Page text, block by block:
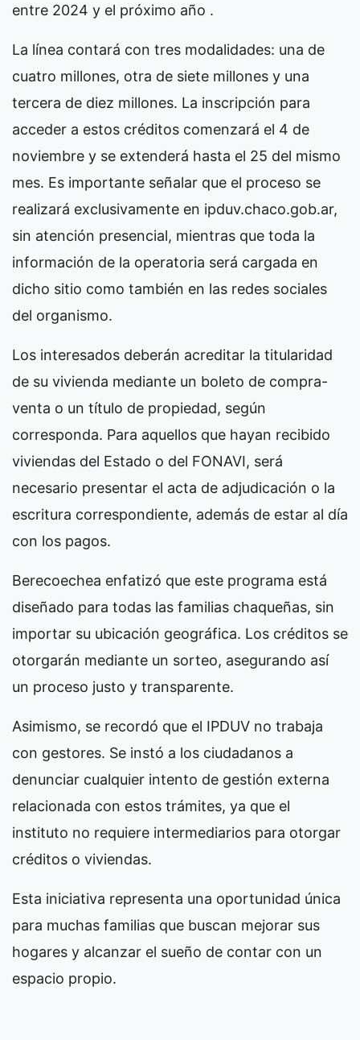
entre 2024 y el próximo año .
La línea contará con tres modalidades: una de
cuatro millones, otra de siete millones y una
tercera de diez millones. La inscripción para
acceder a estos créditos comenzará el 4 de
noviembre y se extenderá hasta el 25 del mismo
mes. Es importante señalar que el proceso se
realizará exclusivamente en ipduv.chaco.gob.ar,
sin atención presencial, mientras que toda la
información de la operatoria será cargada en
dicho sitio como también en las redes sociales
del organismo.
Los interesados deberán acreditar la titularidad
de su vivienda mediante un boleto de compra-
venta o un título de propiedad, según
corresponda. Para aquellos que hayan recibido
viviendas del Estado o del FONAVI, será
necesario presentar el acta de adjudicación o la
escritura correspondiente, además de estar al día
con los pagos.
Berecoechea enfatizó que este programa está
diseñado para todas las familias chaqueñas, sin
importar su ubicación geográfica. Los créditos se
otorgarán mediante un sorteo, asegurando así
un proceso justo y transparente.
Asimismo, se recordó que el IPDUV no trabaja
con gestores. Se instó a los ciudadanos a
denunciar cualquier intento de gestión externa
relacionada con estos trámites, ya que el
instituto no requiere intermediarios para otorgar
créditos o viviendas.
Esta iniciativa representa una oportunidad única
para muchas familias que buscan mejorar sus
hogares y alcanzar el sueño de contar con un
espacio propio.